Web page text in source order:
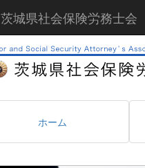
茨城県社会保険労務士会
ホーム